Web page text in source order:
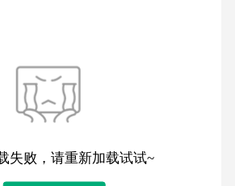
失败，请重新加载试试~